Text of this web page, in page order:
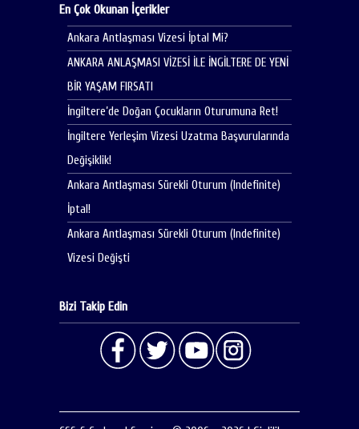
En Çok Okunan İçerikler
Ankara Antlaşması Vizesi İptal Mi?
ANKARA ANLAŞMASI VİZESİ İLE İNGİLTERE DE YENİ
BİR YAŞAM FIRSATI
İngiltere’de Doğan Çocukların Oturumuna Ret!
İngiltere Yerleşim Vizesi Uzatma Başvurularında
Değişiklik!
Ankara Antlaşması Sürekli Oturum (Indefinite)
İptal!
Ankara Antlaşması Sürekli Oturum (Indefinite)
Vizesi Değişti
Bizi Takip Edin